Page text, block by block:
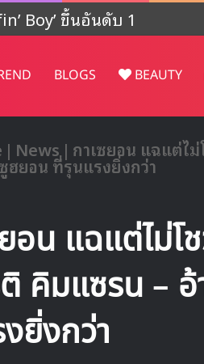
น
BLOGS BEAUTY
| News | กาเซยอน แฉแต่ไ
ฮยอน ที่รุนแรงยิ่งกว่า
อน แฉแต่ไม่โ
ติ คิมแซรน –
ยิ่งกว่า